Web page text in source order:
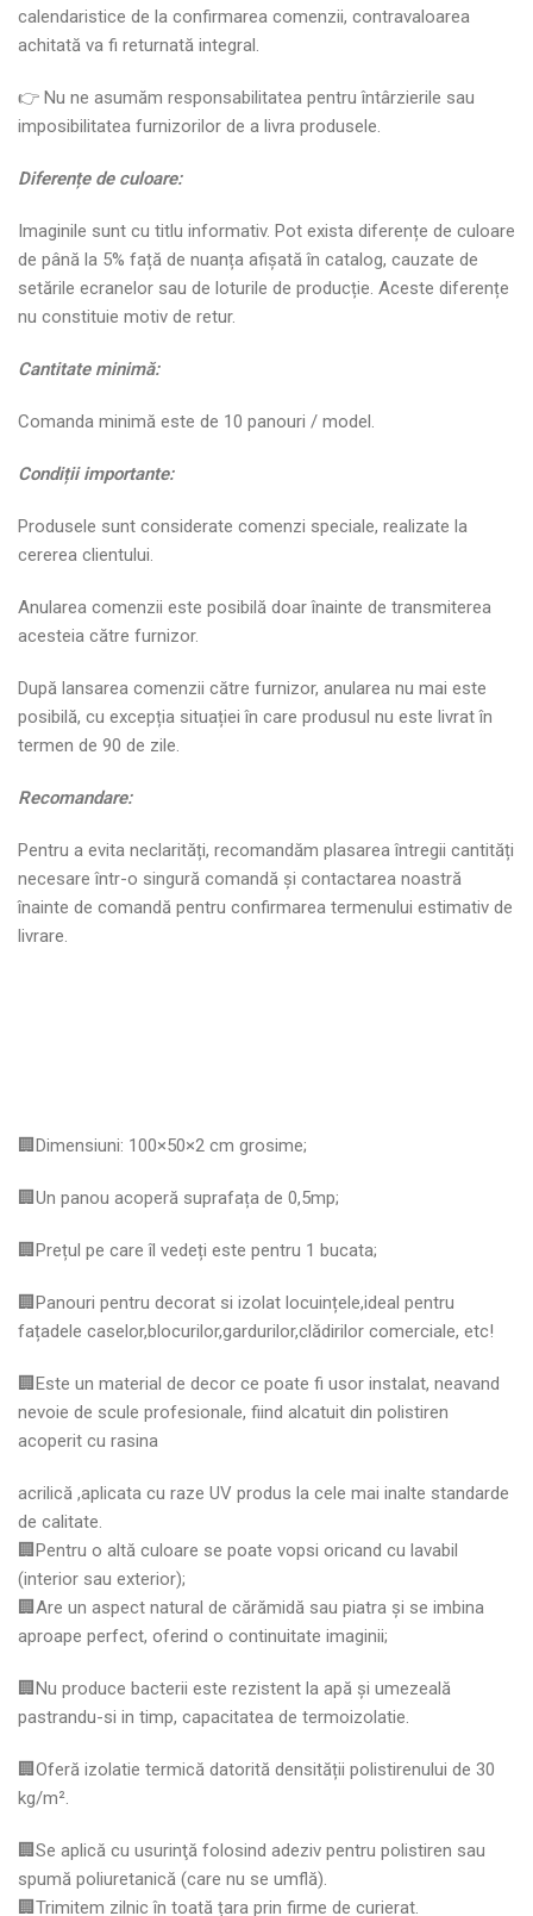
calendaristice de la confirmarea comenzii, contravaloarea
achitată va fi returnată integral.
👉 Nu ne asumăm responsabilitatea pentru întârzierile sau
imposibilitatea furnizorilor de a livra produsele.
Diferențe de culoare:
Imaginile sunt cu titlu informativ. Pot exista diferențe de culoare
de până la 5% față de nuanța afișată în catalog, cauzate de
setările ecranelor sau de loturile de producție. Aceste diferențe
nu constituie motiv de retur.
Cantitate minimă:
Comanda minimă este de 10 panouri / model.
Condiții importante:
Produsele sunt considerate comenzi speciale, realizate la
cererea clientului.
Anularea comenzii este posibilă doar înainte de transmiterea
acesteia către furnizor.
După lansarea comenzii către furnizor, anularea nu mai este
posibilă, cu excepția situației în care produsul nu este livrat în
termen de 90 de zile.
Recomandare:
Pentru a evita neclarități, recomandăm plasarea întregii cantități
necesare într-o singură comandă și contactarea noastră
înainte de comandă pentru confirmarea termenului estimativ de
livrare.
🏢Dimensiuni: 100×50×2 cm grosime;
🏢Un panou acoperă suprafața de 0,5mp;
🏢Prețul pe care îl vedeți este pentru 1 bucata;
🏢Panouri pentru decorat si izolat locuințele,ideal pentru
fațadele caselor,blocurilor,gardurilor,clădirilor comerciale, etc!
🏢Este un material de decor ce poate fi usor instalat, neavand
nevoie de scule profesionale, fiind alcatuit din polistiren
acoperit cu rasina
acrilică ,aplicata cu raze UV produs la cele mai inalte standarde
de calitate.
🏢Pentru o altă culoare se poate vopsi oricand cu lavabil
(interior sau exterior);
🏢Are un aspect natural de cărămidă sau piatra și se imbina
aproape perfect, oferind o continuitate imaginii;
🏢Nu produce bacterii este rezistent la apă şi umezeală
pastrandu-si in timp, capacitatea de termoizolatie.
🏢Oferă izolatie termică datorită densității polistirenului de 30
kg/m².
🏢Se aplică cu usurinţă folosind adeziv pentru polistiren sau
spumă poliuretanică (care nu se umflă).
🏢Trimitem zilnic în toată țara prin firme de curierat.